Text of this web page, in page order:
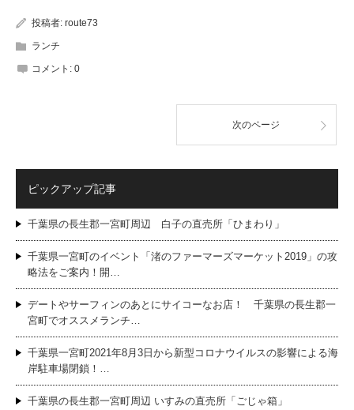
投稿者: route73
ランチ
コメント: 0
次のページ
ピックアップ記事
千葉県の長生郡一宮町周辺 白子の直売所「ひまわり」
千葉県一宮町のイベント「渚のファーマーズマーケット2019」の攻
略法をご案内！開…
デートやサーフィンのあとにサイコーなお店！ 千葉県の長生郡一
宮町でオススメランチ…
千葉県一宮町2021年8月3日から新型コロナウイルスの影響による海
岸駐車場閉鎖！…
千葉県の長生郡一宮町周辺 いすみの直売所「ごじゃ箱」